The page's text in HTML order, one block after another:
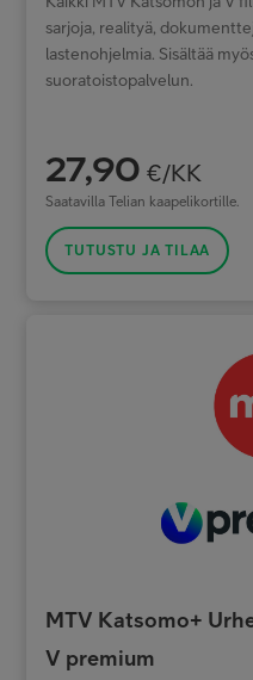
sarjoja, realityä,
lastenohjelmia. Sisältää
suoratoistopalvelun.
27,90 €/KK
Saatavilla Telian kaapelikortille.
TUTUSTU JA TILAA
MTV Katsomo+
V premium